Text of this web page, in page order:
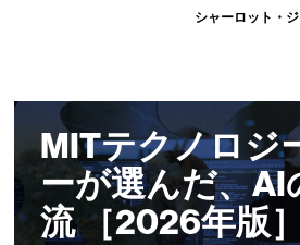
シャーロット・
MITテクノロジ
ーが選んだ、AI
流 ［2026年版］